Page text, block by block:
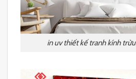
in uv thiết kế tranh kính